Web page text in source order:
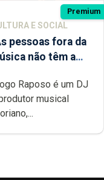
Premium
E SOCIAL
pessoas fora da
não têm a
é produzir
música”
Raposo é um DJ
musical